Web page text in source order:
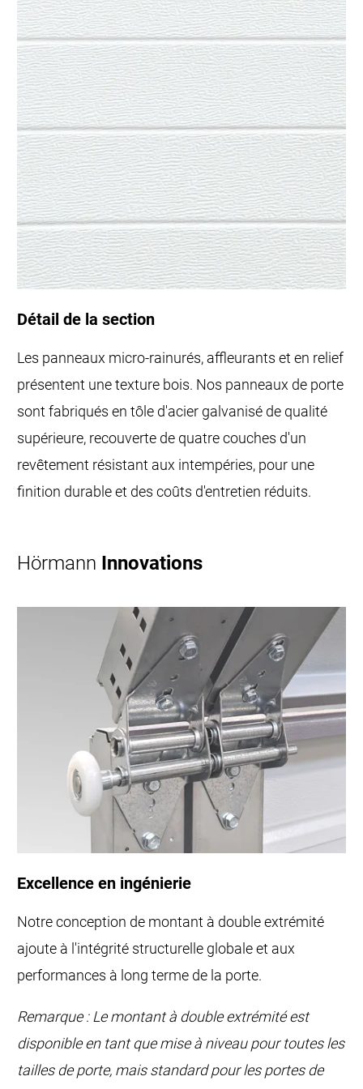
Détail de la section
Les panneaux micro-rainurés, affleurants et en relief
présentent une texture bois. Nos panneaux de porte
sont fabriqués en tôle d'acier galvanisé de qualité
supérieure, recouverte de quatre couches d'un
revêtement résistant aux intempéries, pour une
finition durable et des coûts d'entretien réduits.
Hörmann Innovations
Excellence en ingénierie
Notre conception de montant à double extrémité
ajoute à l'intégrité structurelle globale et aux
performances à long terme de la porte.
Remarque : Le montant à double extrémité est
disponible en tant que mise à niveau pour toutes les
tailles de porte, mais standard pour les portes de